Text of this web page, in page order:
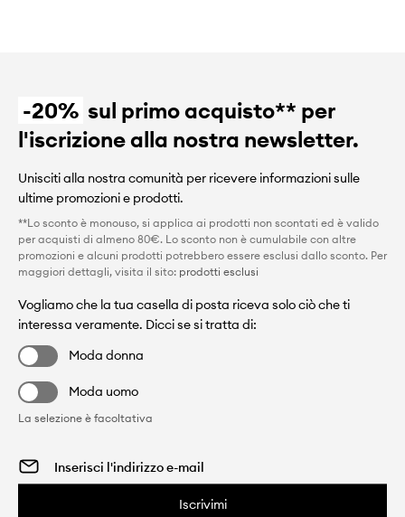
-20% sul primo acquisto** per
l'iscrizione alla nostra newsletter.
Unisciti alla nostra comunità per ricevere informazioni sulle
ultime promozioni e prodotti.
**Lo sconto è monouso, si applica ai prodotti non scontati ed è valido
per acquisti di almeno 80€. Lo sconto non è cumulabile con altre
promozioni e alcuni prodotti potrebbero essere esclusi dallo sconto. Per
maggiori dettagli, visita il sito: prodotti esclusi
Vogliamo che la tua casella di posta riceva solo ciò che ti
interessa veramente. Dicci se si tratta di:
Moda donna
Moda uomo
La selezione è facoltativa
Iscrivimi